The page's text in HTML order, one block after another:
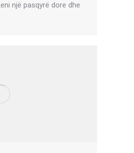
një pasqyrë dore dhe